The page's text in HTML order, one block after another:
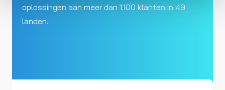
oplossingen aan meer dan 1.100 klanten in 49
landen.